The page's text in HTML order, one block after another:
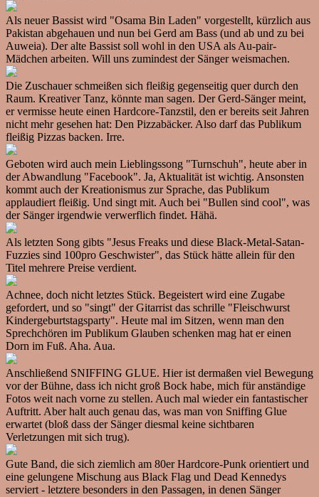
Als neuer Bassist wird "Osama Bin Laden" vorgestellt, kürzlich aus
Pakistan abgehauen und nun bei Gerd am Bass (und ab und zu bei
Auweia). Der alte Bassist soll wohl in den USA als Au-pair-
Mädchen arbeiten. Will uns zumindest der Sänger weismachen.
Die Zuschauer schmeißen sich fleißig gegenseitig quer durch den
Raum. Kreativer Tanz, könnte man sagen. Der Gerd-Sänger meint,
er vermisse heute einen Hardcore-Tanzstil, den er bereits seit Jahren
nicht mehr gesehen hat: Den Pizzabäcker. Also darf das Publikum
fleißig Pizzas backen. Irre.
Geboten wird auch mein Lieblingssong "Turnschuh", heute aber in
der Abwandlung "Facebook". Ja, Aktualität ist wichtig. Ansonsten
kommt auch der Kreationismus zur Sprache, das Publikum
applaudiert fleißig. Und singt mit. Auch bei "Bullen sind cool", was
der Sänger irgendwie verwerflich findet. Hähä.
Als letzten Song gibts "Jesus Freaks und diese Black-Metal-Satan-
Fuzzies sind 100pro Geschwister", das Stück hätte allein für den
Titel mehrere Preise verdient.
Achnee, doch nicht letztes Stück. Begeistert wird eine Zugabe
gefordert, und so "singt" der Gitarrist das schrille "Fleischwurst
Kindergeburtstagsparty". Heute mal im Sitzen, wenn man den
Sprechchören im Publikum Glauben schenken mag hat er einen
Dorn im Fuß. Aha. Aua.
Anschließend SNIFFING GLUE. Hier ist dermaßen viel Bewegung
vor der Bühne, dass ich nicht groß Bock habe, mich für anständige
Fotos weit nach vorne zu stellen. Auch mal wieder ein fantastischer
Auftritt. Aber halt auch genau das, was man von Sniffing Glue
erwartet (bloß dass der Sänger diesmal keine sichtbaren
Verletzungen mit sich trug).
Gute Band, die sich ziemlich am 80er Hardcore-Punk orientiert und
eine gelungene Mischung aus Black Flag und Dead Kennedys
serviert - letztere besonders in den Passagen, in denen Sänger